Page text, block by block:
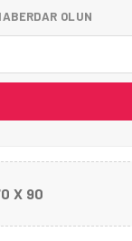
OLUN
X 90